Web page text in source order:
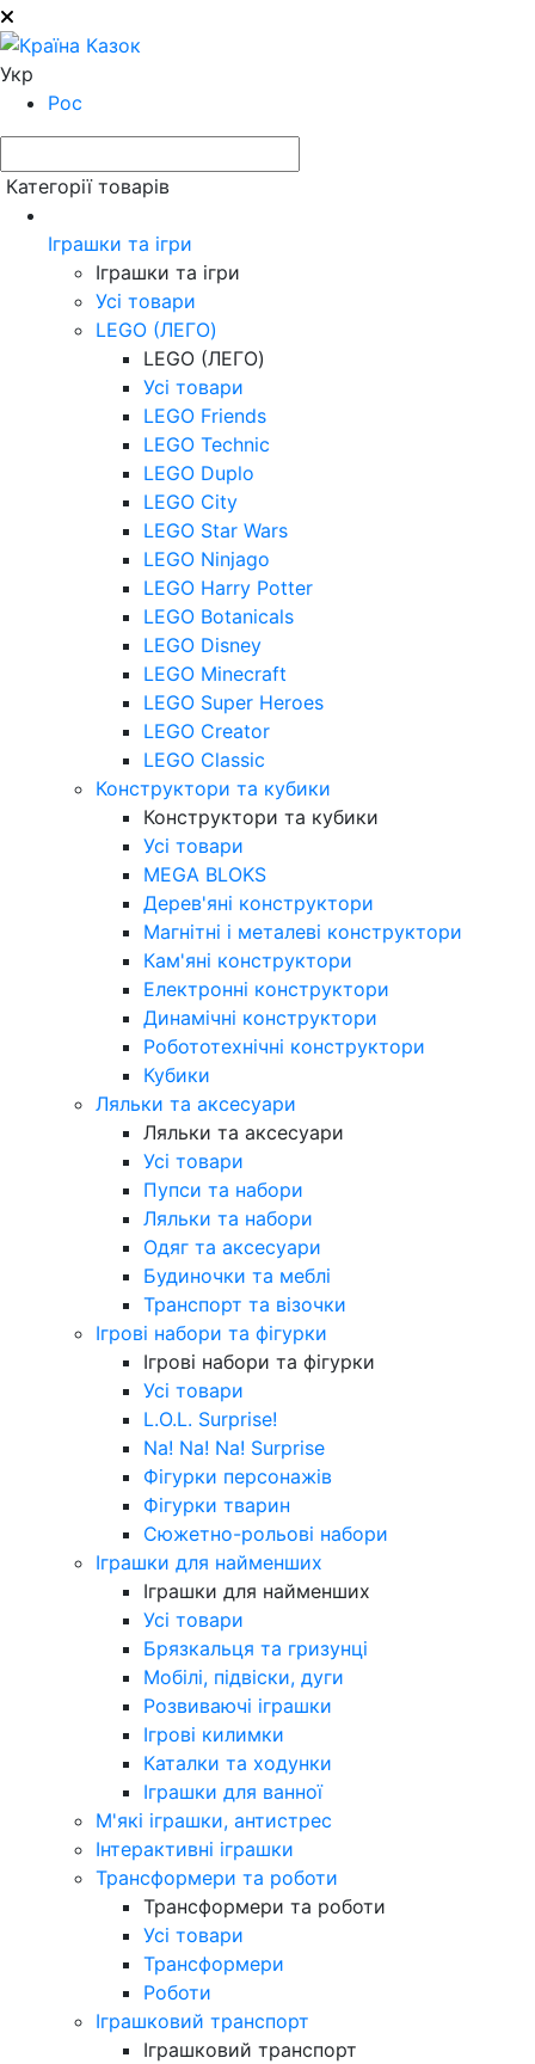
Укр
Рос
Категорії товарів
Іграшки та ігри
Іграшки та ігри
Усі товари
LEGO (ЛЕГО)
LEGO (ЛЕГО)
Усі товари
LEGO Friends
LEGO Technic
LEGO Duplo
LEGO City
LEGO Star Wars
LEGO Ninjago
LEGO Harry Potter
LEGO Botanicals
LEGO Disney
LEGO Minecraft
LEGO Super Heroes
LEGO Creator
LEGO Classic
Конструктори та кубики
Конструктори та кубики
Усі товари
MEGA BLOKS
Дерев'яні конструктори
Магнітні і металеві конструктори
Кам'яні конструктори
Електронні конструктори
Динамічні конструктори
Робототехнічні конструктори
Кубики
Ляльки та аксесуари
Ляльки та аксесуари
Усі товари
Пупси та набори
Ляльки та набори
Одяг та аксесуари
Будиночки та меблі
Транспорт та візочки
Ігрові набори та фігурки
Ігрові набори та фігурки
Усі товари
L.O.L. Surprise!
Na! Na! Na! Surprise
Фігурки персонажів
Фігурки тварин
Сюжетно-рольові набори
Іграшки для найменших
Іграшки для найменших
Усі товари
Брязкальця та гризунці
Мобілі, підвіски, дуги
Розвиваючі іграшки
Ігрові килимки
Каталки та ходунки
Іграшки для ванної
М'які іграшки, антистрес
Інтерактивні іграшки
Трансформери та роботи
Трансформери та роботи
Усі товари
Трансформери
Роботи
Іграшковий транспорт
Іграшковий транспорт